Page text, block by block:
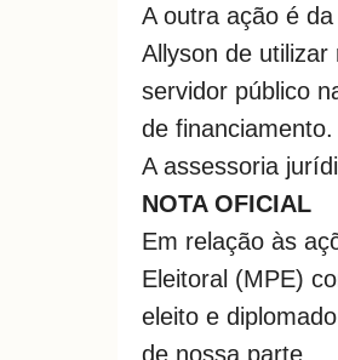
A outra ação é
Allyson de
servidor público
de financiamento.
A assessoria
NOTA OFICIAL
Em relação às
Eleitoral (MPE)
eleito e
de nossa parte.